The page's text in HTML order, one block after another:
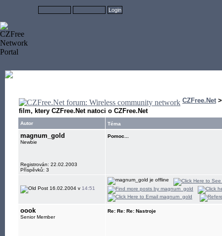
CZFree.Net
film, ktery CZFree.Net natoci o CZFree.Net
Autor Téma
magnum_gold
Newbie
Registrován: 22.02.2003
Příspěvků: 3
Pomoc...
16.02.2004 v 14:51
oook
Senior Member
Re: Re: Re: Nastroje